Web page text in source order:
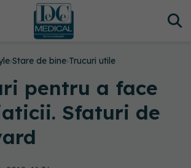
›Stare de bine›Trucuri utile
pentru a face
Sfaturi de